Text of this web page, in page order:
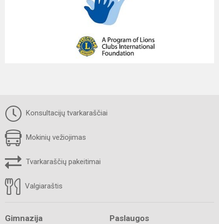
Konsultacijų tvarkaraščiai
Mokinių vežiojimas
Tvarkaraščių pakeitimai
Valgiaraštis
Gimnazija Paslaugos